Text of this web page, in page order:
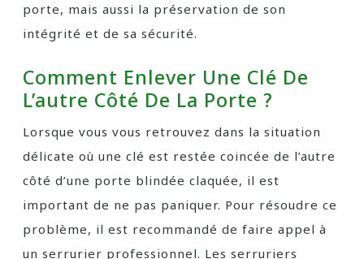
porte, mais aussi la préservation de son
intégrité et de sa sécurité.
Comment Enlever Une Clé De
L’autre Côté De La Porte ?
Lorsque vous vous retrouvez dans la situation
délicate où une clé est restée coincée de l’autre
côté d’une porte blindée claquée, il est
important de ne pas paniquer. Pour résoudre ce
problème, il est recommandé de faire appel à
un serrurier professionnel. Les serruriers